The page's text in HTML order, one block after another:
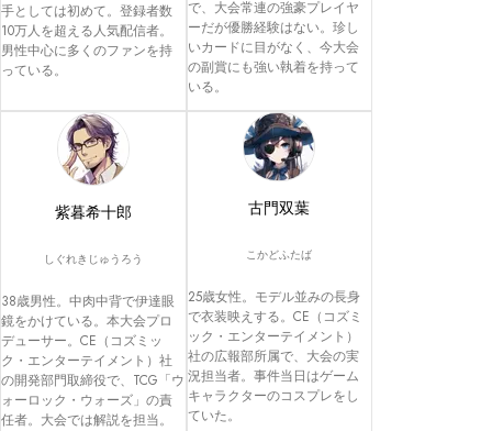
手としては初めて。登録者数
10万人を超える人気配信者。
男性中心に多くのファンを持
っている。
で、大会常連の強豪プレイヤ
ーだが優勝経験はない。珍し
いカードに目がなく、今大会
の副賞にも強い執着を持って
いる。
紫暮希十郎
しぐれきじゅうろう
38歳男性。中肉中背で伊達眼
鏡をかけている。本大会プロ
デューサー。CE（コズミッ
ク・エンターテイメント）社
の開発部門取締役で、TCG「ウ
ォーロック・ウォーズ」の責
任者。大会では解説を担当。
古門双葉
こかどふたば
25歳女性。モデル並みの長身
で衣装映えする。CE（コズミ
ック・エンターテイメント）
社の広報部所属で、大会の実
況担当者。事件当日はゲーム
キャラクターのコスプレをし
ていた。